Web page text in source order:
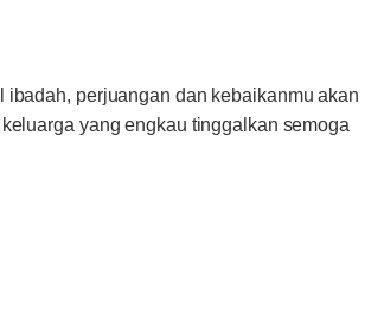
perjuangan dan kebaikanmu akan
yang engkau tinggalkan semoga